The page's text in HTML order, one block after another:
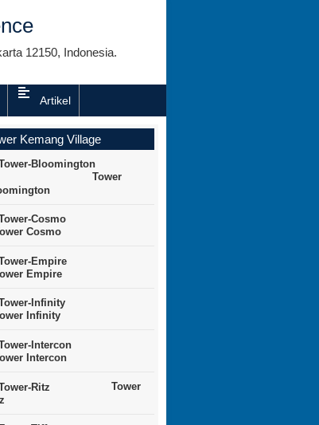
12150, Indonesia.
Artikel
Kemang Village
Tower
Cosmo
Empire
Infinity
Intercon
Tower